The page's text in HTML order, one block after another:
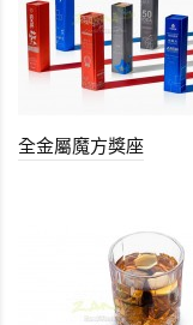
全金屬魔方獎座